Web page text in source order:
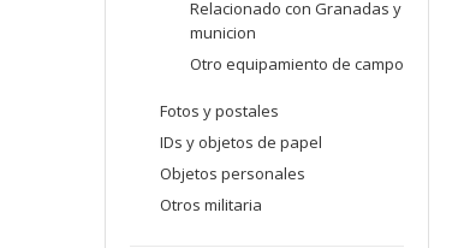
Relacionado con Granadas y
municion
Otro equipamiento de campo
Fotos y postales
IDs y objetos de papel
Objetos personales
Otros militaria